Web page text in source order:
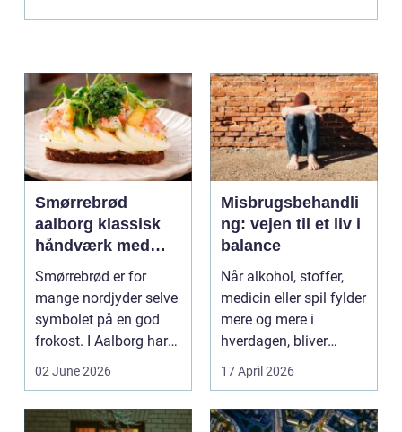
Smørrebrød
aalborg klassisk
håndværk med
moderne twist
Smørrebrød er for
mange nordjyder selve
symbolet på en god
frokost. I Aalborg har
den klassiske spis...
02 June 2026
Misbrugsbehandli
ng: vejen til et liv i
balance
Når alkohol, stoffer,
medicin eller spil fylder
mere og mere i
hverdagen, bliver
grænsen...
17 April 2026